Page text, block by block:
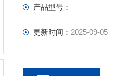
臭氧发生设备
大于或等于 cfm2.47
大于或等于 psi42.79
产品型号：
更新时间： 2025-09-05